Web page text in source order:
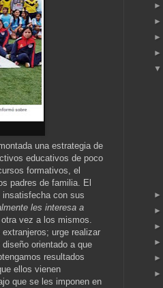
una estrategia de
educativos de poco
formativos, el
padres de familia. El
insatisfecha con sus
les interesa a
vez a los mismos.
urge realizar
orientado a que
resultados
ellos vienen
que se les imponen en